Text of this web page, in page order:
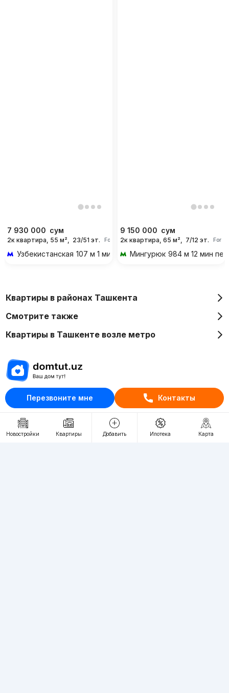
Перезвоните мне Контакты
7 930 000 сум
2к квартира, 55 м², 23/51 эт. For days
Узбекистанская 107 м 1 мин пешком
9 150 000 сум
2к квартира, 65 м², 7/12 эт. For
Мингурюк 984 м 12 мин
Новостройки Квартиры Добавить Ипотека Карта
Квартиры в районах Ташкента
Смотрите также
Квартиры в Ташкенте возле метро
Отдел рекламы
+998 (78) 113-20-86
+998 (93) 390-30-10